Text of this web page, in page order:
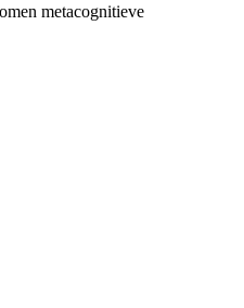
metacognitieve